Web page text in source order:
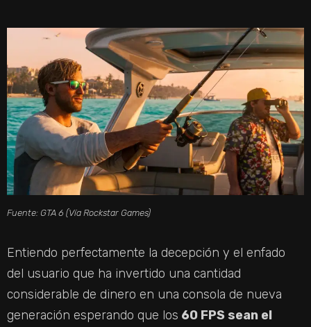
Fuente: GTA 6 (Vía Rockstar Games)
Entiendo perfectamente la decepción y el enfado
del usuario que ha invertido una cantidad
considerable de dinero en una consola de nueva
generación esperando que los 60 FPS sean el